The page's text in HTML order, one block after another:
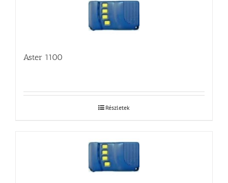
Aster 1100
Részletek